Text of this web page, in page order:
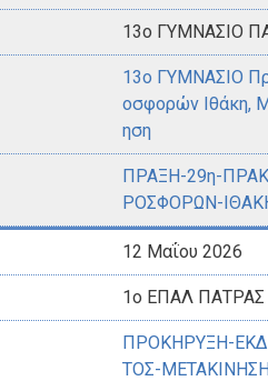
13ο ΓΥΜΝΑΣΙΟ
13ο ΓΥΜΝΑΣΙΟ
οσφορών Ιθάκη,
ηση
ΠΡΑΞΗ-29η-
ΡΟΣΦΟΡΩΝ-
12 Μαΐου 2026
1ο ΕΠΑΛ ΠΑΤΡΑΣ
ΠΡΟΚΗΡΥΞΗ-
ΤΟΣ-